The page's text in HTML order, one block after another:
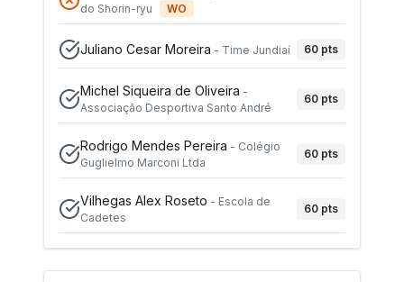
do Shorin-ryu
WO
Juliano Cesar Moreira - Time Jundiaí 60 pts
Michel Siqueira de Oliveira -
Associação Desportiva Santo André
60 pts
Rodrigo Mendes Pereira - Colégio
Guglielmo Marconi Ltda
60 pts
Vilhegas Alex Roseto - Escola de
Cadetes
60 pts